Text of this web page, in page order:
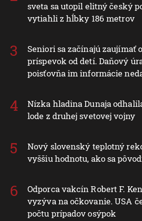
sveta sa utopil elitný český
vytiahli z hĺbky 186 metrov
Seniori sa začínajú zaujímať
príspevok od detí. Daňový
poisťovňa im informácie
Nízka hladina Dunaja
lode z druhej svetovej vojny
Nový slovenský teplotný
vyššiu hodnotu, ako sa
Odporca vakcín Robert F.
vyzýva na očkovanie. USA
počtu prípadov osýpok